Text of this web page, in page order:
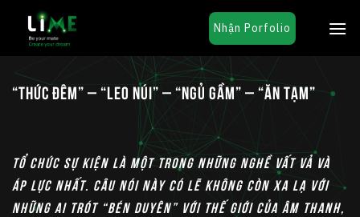
Chuyển
dung
Nhận Porfolio
“THỨC ĐÊM” – “LEO NÚI” – “NGỦ GẦM” – “ĂN TẠM”
Tổ chức sự kiện là một trong những nghề vất vả và
áp lực nhất. Câu nói này có lẽ không còn xa lạ với
những ai trót “bén duyên” với thế giới của âm thanh,